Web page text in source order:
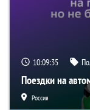
10:09:34
Поездки на
Россия